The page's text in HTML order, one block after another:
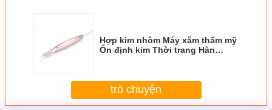
Hợp kim nhôm Máy xăm thẩm mỹ
Ổn định kim Thời trang Hàn
trò chuyện